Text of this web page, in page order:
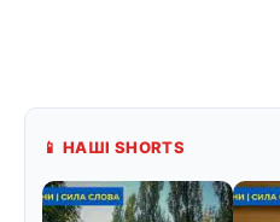
📱 НАШІ SHORTS